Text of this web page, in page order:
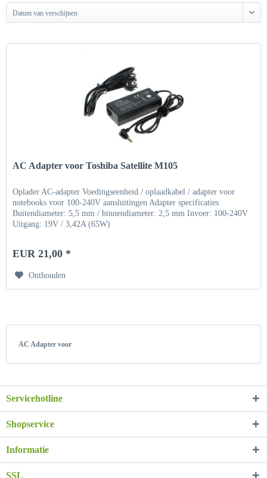
Datum van verschijnen
AC Adapter voor Toshiba Satellite M105
Oplader AC-adapter Voedingseenheid / oplaadkabel / adapter voor
notebooks voor 100-240V aansluitingen Adapter specificaties
Buitendiameter: 5,5 mm / binnendiameter: 2,5 mm Invoer: 100-240V
Uitgang: 19V / 3,42A (65W)
EUR 21,00 *
Onthouden
AC Adapter voor
Servicehotline
Shopservice
Informatie
SSL